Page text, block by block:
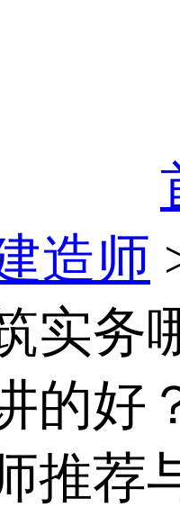
造师
实务
的好
推荐